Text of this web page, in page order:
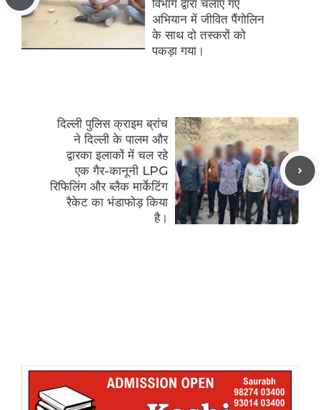
विभाग द्वारा चलाए गए
अभियान में जीवित पैंगोलिन
के साथ दो तस्करों को
पकड़ा गया।
दिल्ली पुलिस क्राइम ब्रांच
ने दिल्ली के पालम और
द्वारका इलाकों में चल रहे
एक गैर-कानूनी LPG
रिफिलिंग और ब्लैक मार्केटिंग
रैकेट का भंडाफोड़ किया
है।